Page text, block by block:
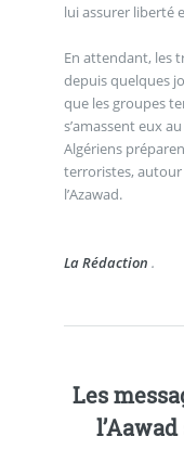
lui assurer liberté
En attendant, les
depuis quelques
que les groupes
s’amassent eux
Algériens
terroristes, autour
l’Azawad.
La Rédaction .
Les